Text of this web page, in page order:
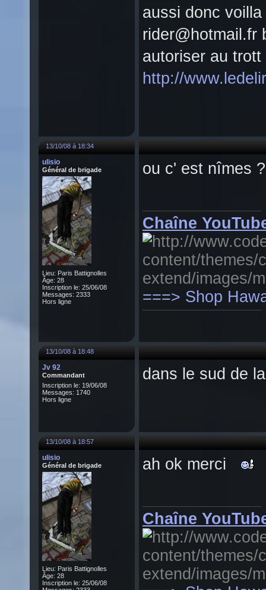
aussi donc
rider@hotmail.fr
autoriser au trott
http://
13/10/08 à 18:34
ulisio
Général de brigade
Lieu: Paris Battignolles
Âge: 28
Inscription le: 25/06/08
Messages: 2333
Hors ligne
ou c' est nîmes
Chaîne
===> Shop
13/10/08 à 18:48
Jv 92
Commandant
Inscription le: 19/06/08
Messages: 1740
Hors ligne
dans le sud de
13/10/08 à 18:57
ulisio
Général de brigade
Lieu: Paris Battignolles
Âge: 28
Inscription le: 25/06/08
ah ok merci
Chaîne